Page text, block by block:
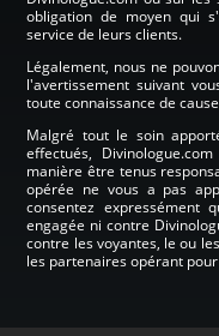
obligation de moyen qui
service de leurs clients.
Légalement, nous ne
l'avertissement suivant
toute connaissance de
Malgré tout le soin
effectués,
manière être tenus
opérée ne vous a pas
consentez expressément
engagée ni contre
contre les voyantes, le ou
les partenaires opérant